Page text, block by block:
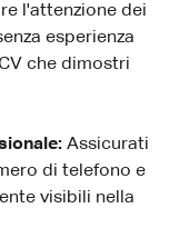
l'attenzione dei
esperienza
che dimostri
Assicurati
di telefono e
visibili nella